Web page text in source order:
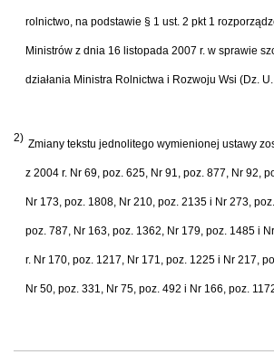
rolnictwo, na podstawie § 1 ust. 2 pkt 1
Ministrów z dnia 16 listopada 2007 r. w sprawie
działania Ministra Rolnictwa i Rozwoju Wsi (Dz.
2) Zmiany tekstu jednolitego wymienionej ustawy
z 2004 r. Nr 69, poz. 625, Nr 91, poz. 877, Nr 92,
Nr 173, poz. 1808, Nr 210, poz. 2135 i Nr 273,
poz. 787, Nr 163, poz. 1362, Nr 179, poz. 1485 i
r. Nr 170, poz. 1217, Nr 171, poz. 1225 i Nr 217,
Nr 50, poz. 331, Nr 75, poz. 492 i Nr 166, poz.